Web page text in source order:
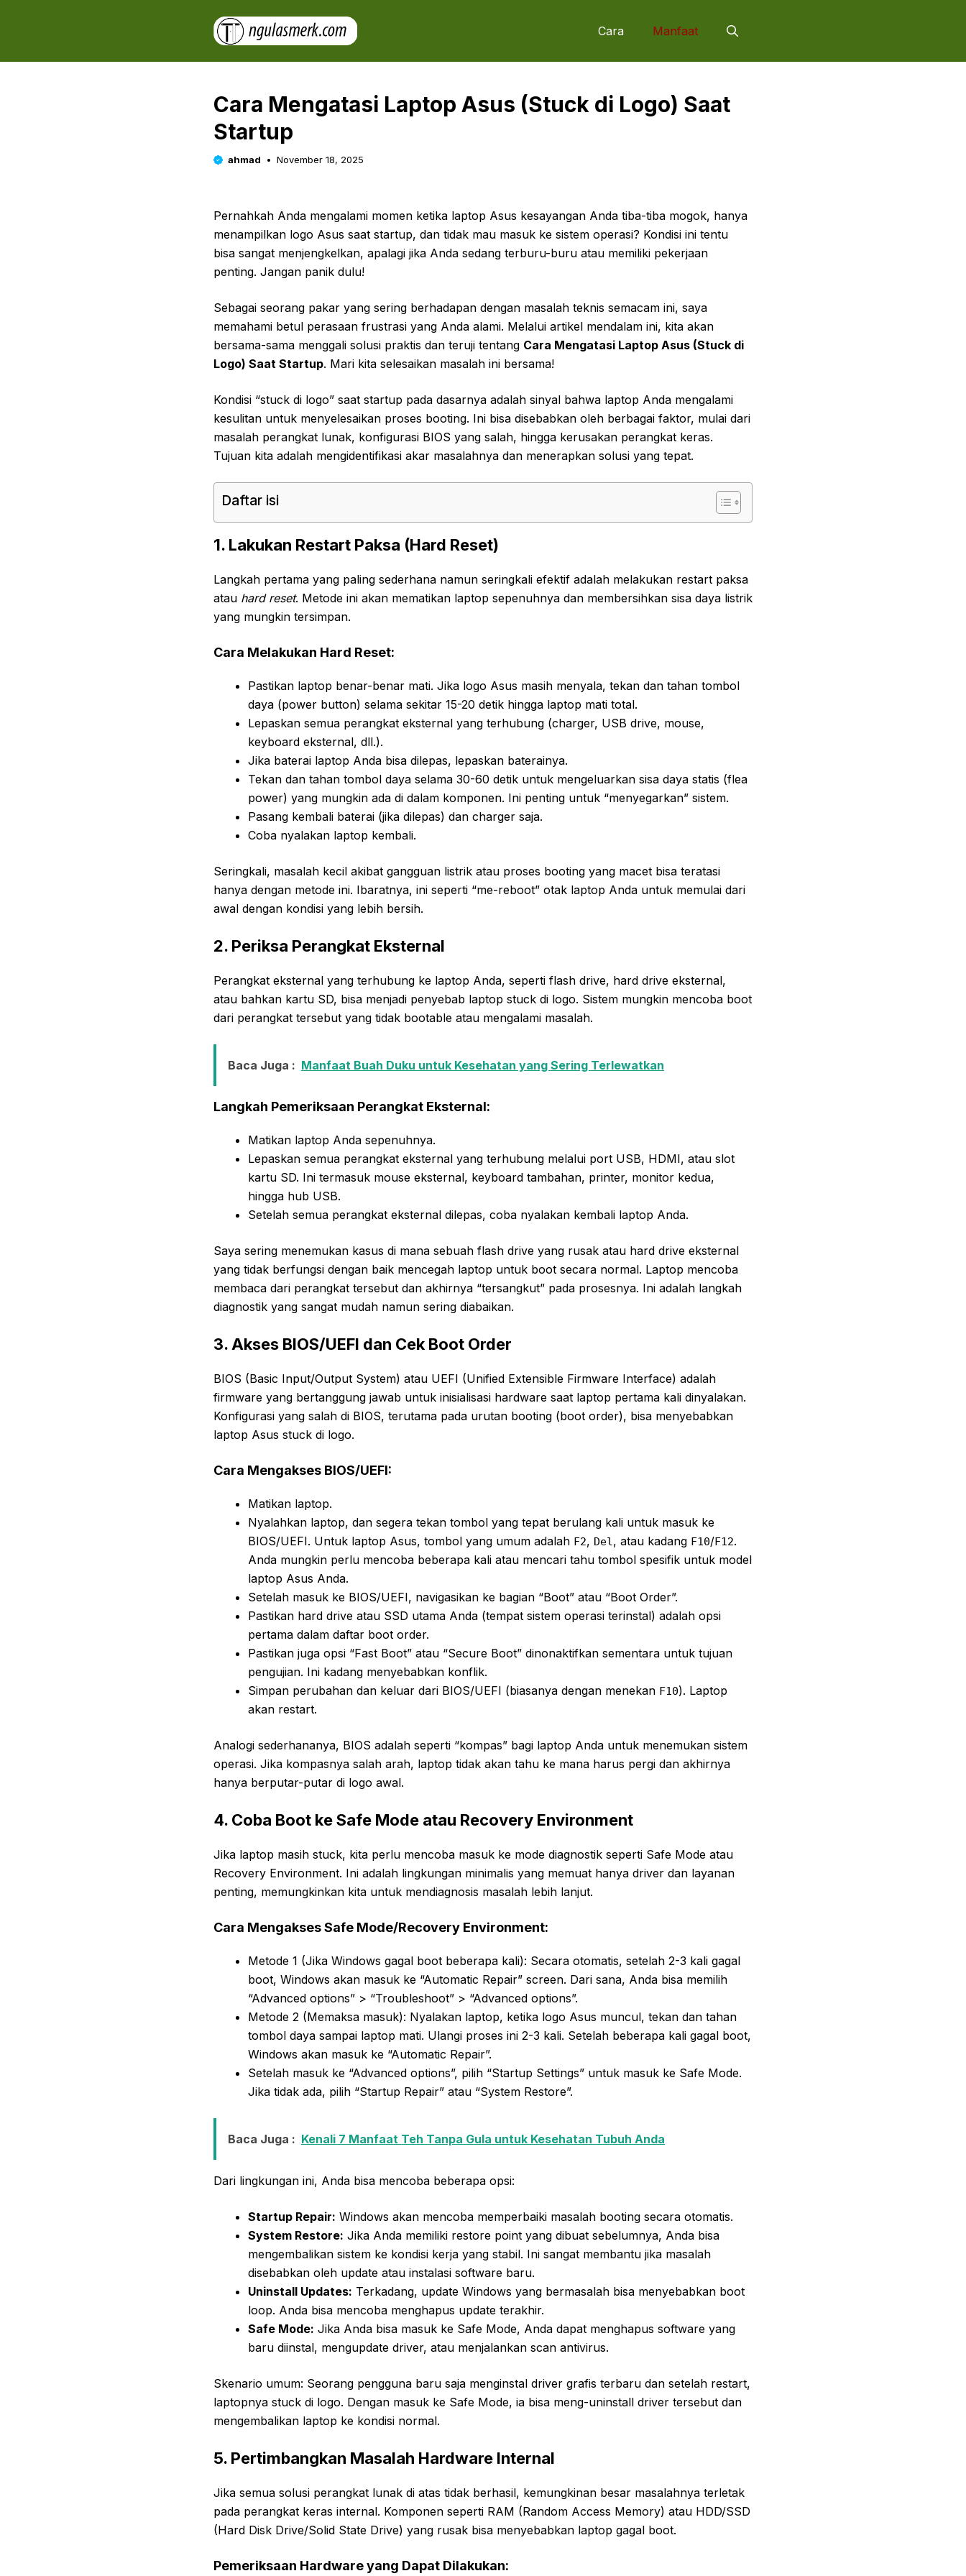
Cara Manfaat
Cara Mengatasi Laptop Asus (Stuck di Logo) Saat
Startup
ahmad November 18, 2025
Pernahkah Anda mengalami momen ketika laptop Asus kesayangan Anda tiba-tiba mogok, hanya
menampilkan logo Asus saat startup, dan tidak mau masuk ke sistem operasi? Kondisi ini tentu
bisa sangat menjengkelkan, apalagi jika Anda sedang terburu-buru atau memiliki pekerjaan
penting. Jangan panik dulu!
Sebagai seorang pakar yang sering berhadapan dengan masalah teknis semacam ini, saya
memahami betul perasaan frustrasi yang Anda alami. Melalui artikel mendalam ini, kita akan
bersama-sama menggali solusi praktis dan teruji tentang Cara Mengatasi Laptop Asus (Stuck di
Logo) Saat Startup. Mari kita selesaikan masalah ini bersama!
Kondisi “stuck di logo” saat startup pada dasarnya adalah sinyal bahwa laptop Anda mengalami
kesulitan untuk menyelesaikan proses booting. Ini bisa disebabkan oleh berbagai faktor, mulai dari
masalah perangkat lunak, konfigurasi BIOS yang salah, hingga kerusakan perangkat keras.
Tujuan kita adalah mengidentifikasi akar masalahnya dan menerapkan solusi yang tepat.
Daftar isi
1. Lakukan Restart Paksa (Hard Reset)
Langkah pertama yang paling sederhana namun seringkali efektif adalah melakukan restart paksa
atau hard reset. Metode ini akan mematikan laptop sepenuhnya dan membersihkan sisa daya listrik
yang mungkin tersimpan.
Cara Melakukan Hard Reset:
Pastikan laptop benar-benar mati. Jika logo Asus masih menyala, tekan dan tahan tombol
daya (power button) selama sekitar 15-20 detik hingga laptop mati total.
Lepaskan semua perangkat eksternal yang terhubung (charger, USB drive, mouse,
keyboard eksternal, dll.).
Jika baterai laptop Anda bisa dilepas, lepaskan baterainya.
Tekan dan tahan tombol daya selama 30-60 detik untuk mengeluarkan sisa daya statis (flea
power) yang mungkin ada di dalam komponen. Ini penting untuk “menyegarkan” sistem.
Pasang kembali baterai (jika dilepas) dan charger saja.
Coba nyalakan laptop kembali.
Seringkali, masalah kecil akibat gangguan listrik atau proses booting yang macet bisa teratasi
hanya dengan metode ini. Ibaratnya, ini seperti “me-reboot” otak laptop Anda untuk memulai dari
awal dengan kondisi yang lebih bersih.
2. Periksa Perangkat Eksternal
Perangkat eksternal yang terhubung ke laptop Anda, seperti flash drive, hard drive eksternal,
atau bahkan kartu SD, bisa menjadi penyebab laptop stuck di logo. Sistem mungkin mencoba boot
dari perangkat tersebut yang tidak bootable atau mengalami masalah.
Baca Juga : Manfaat Buah Duku untuk Kesehatan yang Sering Terlewatkan
Langkah Pemeriksaan Perangkat Eksternal:
Matikan laptop Anda sepenuhnya.
Lepaskan semua perangkat eksternal yang terhubung melalui port USB, HDMI, atau slot
kartu SD. Ini termasuk mouse eksternal, keyboard tambahan, printer, monitor kedua,
hingga hub USB.
Setelah semua perangkat eksternal dilepas, coba nyalakan kembali laptop Anda.
Saya sering menemukan kasus di mana sebuah flash drive yang rusak atau hard drive eksternal
yang tidak berfungsi dengan baik mencegah laptop untuk boot secara normal. Laptop mencoba
membaca dari perangkat tersebut dan akhirnya “tersangkut” pada prosesnya. Ini adalah langkah
diagnostik yang sangat mudah namun sering diabaikan.
3. Akses BIOS/UEFI dan Cek Boot Order
BIOS (Basic Input/Output System) atau UEFI (Unified Extensible Firmware Interface) adalah
firmware yang bertanggung jawab untuk inisialisasi hardware saat laptop pertama kali dinyalakan.
Konfigurasi yang salah di BIOS, terutama pada urutan booting (boot order), bisa menyebabkan
laptop Asus stuck di logo.
Cara Mengakses BIOS/UEFI:
Matikan laptop.
Nyalahkan laptop, dan segera tekan tombol yang tepat berulang kali untuk masuk ke
BIOS/UEFI. Untuk laptop Asus, tombol yang umum adalah F2, Del, atau kadang F10/F12.
Anda mungkin perlu mencoba beberapa kali atau mencari tahu tombol spesifik untuk model
laptop Asus Anda.
Setelah masuk ke BIOS/UEFI, navigasikan ke bagian “Boot” atau “Boot Order”.
Pastikan hard drive atau SSD utama Anda (tempat sistem operasi terinstal) adalah opsi
pertama dalam daftar boot order.
Pastikan juga opsi “Fast Boot” atau “Secure Boot” dinonaktifkan sementara untuk tujuan
pengujian. Ini kadang menyebabkan konflik.
Simpan perubahan dan keluar dari BIOS/UEFI (biasanya dengan menekan F10). Laptop
akan restart.
Analogi sederhananya, BIOS adalah seperti “kompas” bagi laptop Anda untuk menemukan sistem
operasi. Jika kompasnya salah arah, laptop tidak akan tahu ke mana harus pergi dan akhirnya
hanya berputar-putar di logo awal.
4. Coba Boot ke Safe Mode atau Recovery Environment
Jika laptop masih stuck, kita perlu mencoba masuk ke mode diagnostik seperti Safe Mode atau
Recovery Environment. Ini adalah lingkungan minimalis yang memuat hanya driver dan layanan
penting, memungkinkan kita untuk mendiagnosis masalah lebih lanjut.
Cara Mengakses Safe Mode/Recovery Environment:
Metode 1 (Jika Windows gagal boot beberapa kali): Secara otomatis, setelah 2-3 kali gagal
boot, Windows akan masuk ke “Automatic Repair” screen. Dari sana, Anda bisa memilih
“Advanced options” > “Troubleshoot” > “Advanced options”.
Metode 2 (Memaksa masuk): Nyalakan laptop, ketika logo Asus muncul, tekan dan tahan
tombol daya sampai laptop mati. Ulangi proses ini 2-3 kali. Setelah beberapa kali gagal boot,
Windows akan masuk ke “Automatic Repair”.
Setelah masuk ke “Advanced options”, pilih “Startup Settings” untuk masuk ke Safe Mode.
Jika tidak ada, pilih “Startup Repair” atau “System Restore”.
Baca Juga : Kenali 7 Manfaat Teh Tanpa Gula untuk Kesehatan Tubuh Anda
Dari lingkungan ini, Anda bisa mencoba beberapa opsi:
Startup Repair: Windows akan mencoba memperbaiki masalah booting secara otomatis.
System Restore: Jika Anda memiliki restore point yang dibuat sebelumnya, Anda bisa
mengembalikan sistem ke kondisi kerja yang stabil. Ini sangat membantu jika masalah
disebabkan oleh update atau instalasi software baru.
Uninstall Updates: Terkadang, update Windows yang bermasalah bisa menyebabkan boot
loop. Anda bisa mencoba menghapus update terakhir.
Safe Mode: Jika Anda bisa masuk ke Safe Mode, Anda dapat menghapus software yang
baru diinstal, mengupdate driver, atau menjalankan scan antivirus.
Skenario umum: Seorang pengguna baru saja menginstal driver grafis terbaru dan setelah restart,
laptopnya stuck di logo. Dengan masuk ke Safe Mode, ia bisa meng-uninstall driver tersebut dan
mengembalikan laptop ke kondisi normal.
5. Pertimbangkan Masalah Hardware Internal
Jika semua solusi perangkat lunak di atas tidak berhasil, kemungkinan besar masalahnya terletak
pada perangkat keras internal. Komponen seperti RAM (Random Access Memory) atau HDD/SSD
(Hard Disk Drive/Solid State Drive) yang rusak bisa menyebabkan laptop gagal boot.
Pemeriksaan Hardware yang Dapat Dilakukan: